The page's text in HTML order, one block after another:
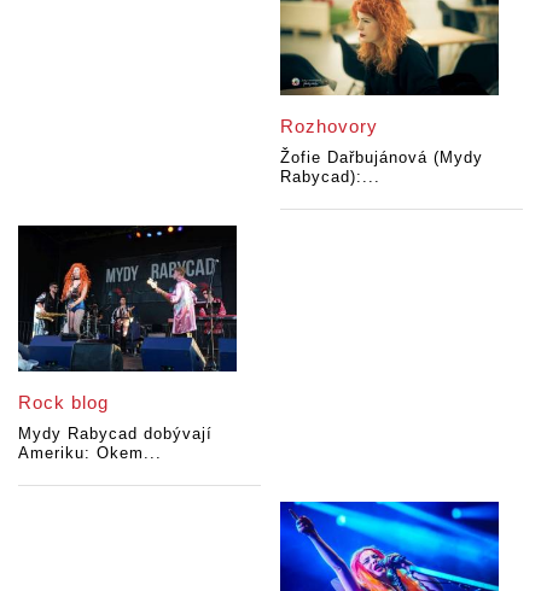
Rozhovory
Žofie Dařbujánová (Mydy
Rabycad):...
Rock blog
Mydy Rabycad dobývají
Ameriku: Okem...